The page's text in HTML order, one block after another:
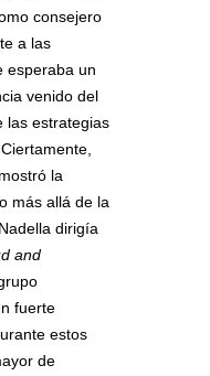
consejero
a las
esperaba un
venido del
las estrategias
la
más allá de la
dirigía
and
fuerte
estos
de